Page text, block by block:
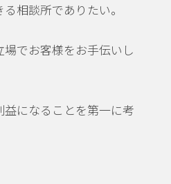
相談所でありたい。
でお客様をお手伝いし
になることを第一に考